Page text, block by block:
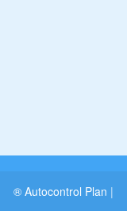
® Autocontrol Plan |